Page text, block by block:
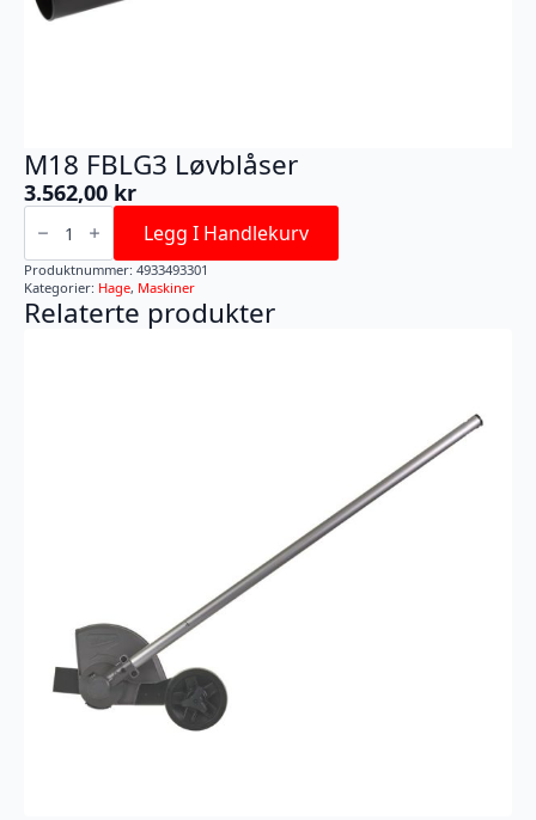
M18 FBLG3 Løvblåser
3.562,00 kr
M18
FBLG3
Løvblåser
antall
Legg I Handlekurv
Produktnummer: 4933493301
Kategorier: Hage, Maskiner
Relaterte produkter